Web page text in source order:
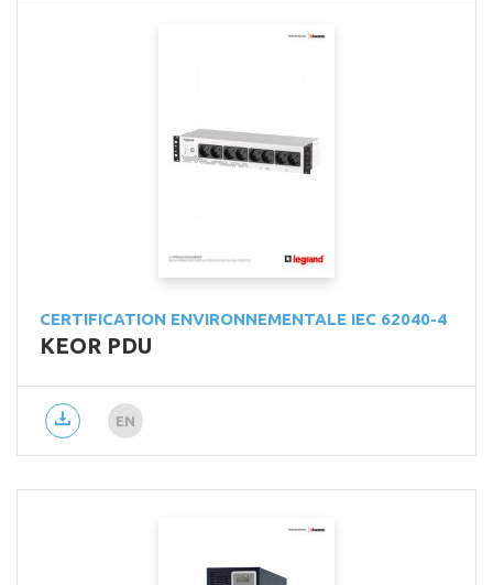
CERTIFICATION ENVIRONNEMENTALE IEC 62040-4
KEOR PDU
EN